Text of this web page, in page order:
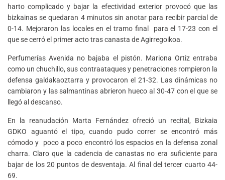
harto complicado y bajar la efectividad exterior provocó que las
bizkainas se quedaran 4 minutos sin anotar para recibir parcial de
0-14. Mejoraron las locales en el tramo final para el 17-23 con el
que se cerró el primer acto tras canasta de Agirregoikoa.
Perfumerías Avenida no bajaba el pistón. Mariona Ortiz entraba
como un chuchillo, sus contraataques y penetraciones rompieron la
defensa galdakaoztarra y provocaron el 21-32. Las dinámicas no
cambiaron y las salmantinas abrieron hueco al 30-47 con el que se
llegó al descanso.
En la reanudación Marta Fernández ofreció un recital, Bizkaia
GDKO aguantó el tipo, cuando pudo correr se encontró más
cómodo y poco a poco encontró los espacios en la defensa zonal
charra. Claro que la cadencia de canastas no era suficiente para
bajar de los 20 puntos de desventaja. Al final del tercer cuarto 44-
69.